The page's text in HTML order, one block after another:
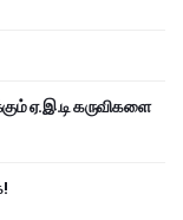
ஏ.இ.டி கருவிகளை